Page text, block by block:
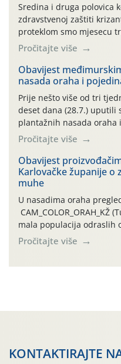
Sredina i druga polovica
zdravstvenoj zaštiti
proteklom smo mjesecu
preventivnim mjerama
uzročnika bolesti,
06.7.)! Na početku ovog
povijesno i ekstremno
najviše temperature […]
Pročitajte više
Obavijest
nasada oraha i
Prije nešto više od tri
deset dana (28.7.) uputili
plantažnih nasada
leta i ovogodišnjoj
orahove muhe
traje drugi ovogodišnji
izražen zadnja šest dana
temperature zraka
Pročitajte više
Obavijest
Karlovačke županije o
muhe
U nasadima oraha
CAM_COLOR_ORAH_KŽ
mala populacija odraslih
(Rhagoletis completa).
činjenicom da je riječ o
Pročitajte više
KONTAKTIRAJTE